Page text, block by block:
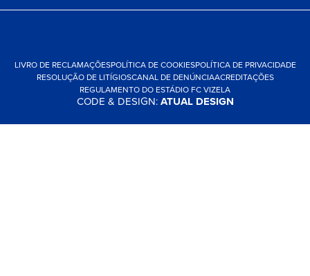
LIVRO DE RECLAMAÇÕESPOLÍTICA DE COOKIESPOLÍTICA DE PRIVACIDADE
RESOLUÇÃO DE LITÍGIOSCANAL DE DENÚNCIAACREDITAÇÕES
REGULAMENTO DO ESTÁDIO FC VIZELA
CODE & DESIGN:ATUAL DESIGN